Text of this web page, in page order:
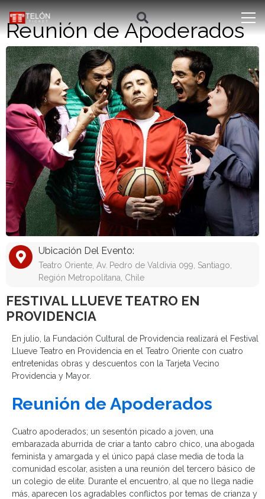
Reunión de Apoderados
Ubicación Del Evento:
Teatro Oriente, Av. Pedro de Valdivia 099, Santiago,
Región Metropolitana, Chile
FESTIVAL LLUEVE TEATRO EN
PROVIDENCIA
En julio, la Fundación Cultural de Providencia realizará el Festival
Llueve Teatro en Providencia en el Teatro Oriente con cuatro
entretenidas obras y descuentos con la Tarjeta Vecino
Providencia y Mayor.
Reunión de Apoderados
Cuatro apoderados; un sesentón picado a joven, una
embarazada aburrida de criar a tanto cabro chico, una abogada
feminista y amargada y el único papá clase media de toda la
comunidad escolar, asisten a una reunión del tercero básico de
un colegio de elite. Durante el encuentro, al que no llega nadie
más, aparecen los agradables conflictos por temas de crianza y